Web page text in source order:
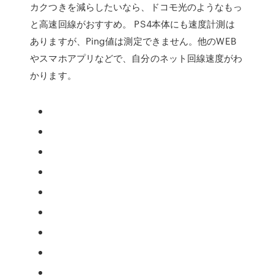
カクつきを減らしたいなら、ドコモ光のようなもっ
と高速回線がおすすめ。 PS4本体にも速度計測は
ありますが、Ping値は測定できません。他のWEB
やスマホアプリなどで、自分のネット回線速度がわ
かります。